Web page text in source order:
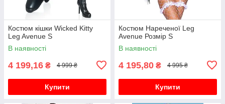
Костюм кішки Wicked Kitty
Leg Avenue S
В наявності
4 199,16 ₴ 4 999 ₴
Купити
Костюм Нареченої Leg
Avenue Розмір S
В наявності
4 195,80 ₴ 4 995 ₴
Купити